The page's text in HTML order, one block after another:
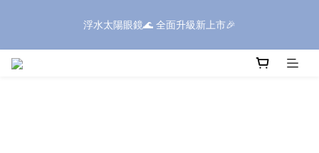
浮水太陽眼鏡🌊 全面升級新上市🎉